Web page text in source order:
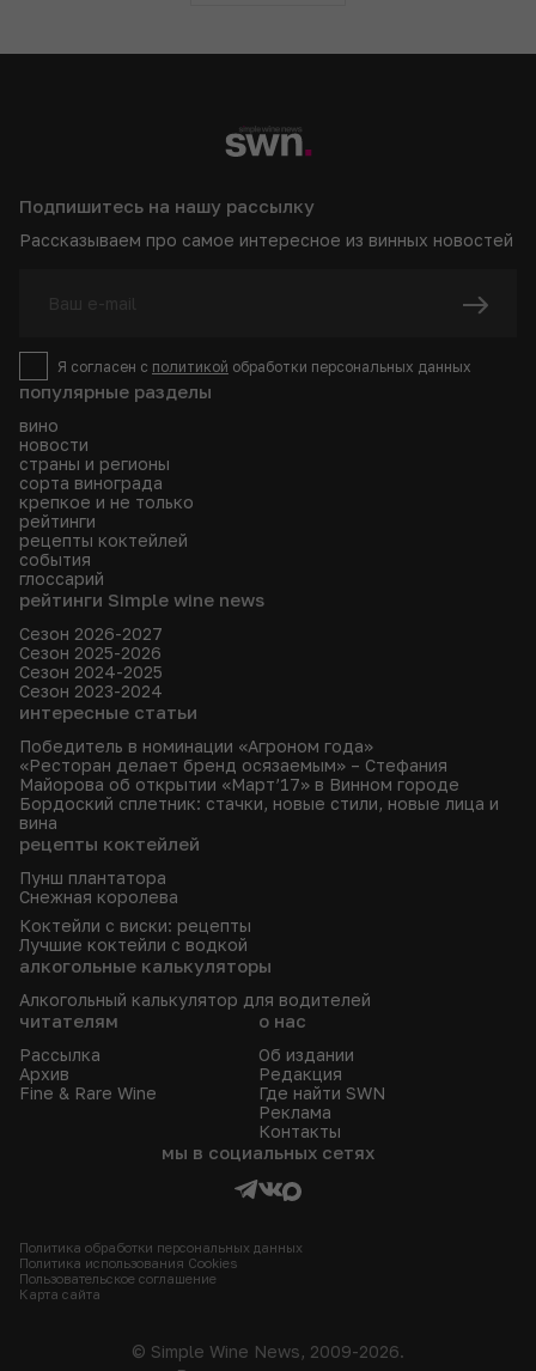
популярные разделы
вино
новости
страны и регионы
сорта винограда
крепкое и не только
рейтинги
рецепты коктейлей
события
глоссарий
рейтинги Simple wine news
Сезон 2026-2027
Сезон 2025-2026
Сезон 2024-2025
Сезон 2023-2024
интересные статьи
Победитель в номинации «Агроном года»
«Ресторан делает бренд осязаемым» – Стефания
Майорова об открытии «Март’17» в Винном городе
Бордоский сплетник: стачки, новые стили, новые лица и
вина
рецепты коктейлей
Пунш плантатора
Снежная королева
Коктейли с виски: рецепты
Лучшие коктейли с водкой
алкогольные калькуляторы
Алкогольный калькулятор для водителей
читателям
Рассылка
Архив
Fine & Rare Wine
о нас
Об издании
Редакция
Где найти SWN
Реклама
Контакты
Подпишитесь на нашу рассылку
Рассказываем про самое интересное из винных новостей
Я согласен с политикой обработки персональных данных
мы в социальных сетях
Политика обработки персональных данных
Политика использования Сookies
Пользовательское соглашение
Карта сайта
© Simple Wine News, 2009-2026.